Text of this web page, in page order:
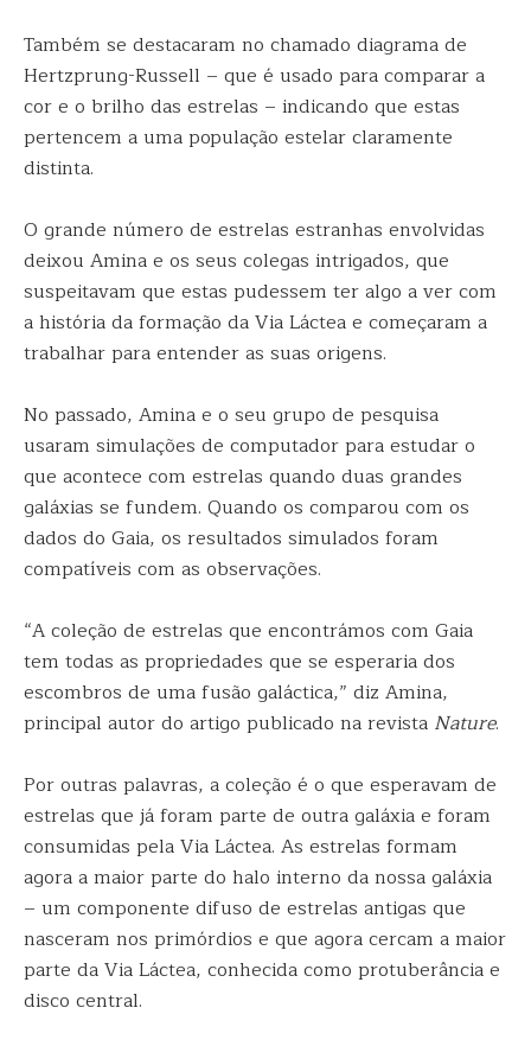
Também se destacaram no chamado diagrama de
Hertzprung-Russell – que é usado para comparar a
cor e o brilho das estrelas – indicando que estas
pertencem a uma população estelar claramente
distinta.
O grande número de estrelas estranhas envolvidas
deixou Amina e os seus colegas intrigados, que
suspeitavam que estas pudessem ter algo a ver com
a história da formação da Via Láctea e começaram a
trabalhar para entender as suas origens.
No passado, Amina e o seu grupo de pesquisa
usaram simulações de computador para estudar o
que acontece com estrelas quando duas grandes
galáxias se fundem. Quando os comparou com os
dados do Gaia, os resultados simulados foram
compatíveis com as observações.
“A coleção de estrelas que encontrámos com Gaia
tem todas as propriedades que se esperaria dos
escombros de uma fusão galáctica,” diz Amina,
principal autor do artigo publicado na revista Nature.
Por outras palavras, a coleção é o que esperavam de
estrelas que já foram parte de outra galáxia e foram
consumidas pela Via Láctea. As estrelas formam
agora a maior parte do halo interno da nossa galáxia
– um componente difuso de estrelas antigas que
nasceram nos primórdios e que agora cercam a maior
parte da Via Láctea, conhecida como protuberância e
disco central.